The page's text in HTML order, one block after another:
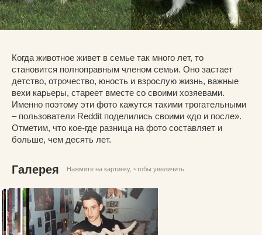
Когда животное живет в семье так много лет, то
становится полноправным членом семьи. Оно застает
детство, отрочество, юность и взрослую жизнь, важные
вехи карьеры, стареет вместе со своими хозяевами.
Именно поэтому эти фото кажутся такими трогательными
– пользователи Reddit поделились своими «до и после».
Отметим, что кое-где разница на фото составляет и
больше, чем десять лет.
Галерея Нажмите на картинку, чтобы увеличить